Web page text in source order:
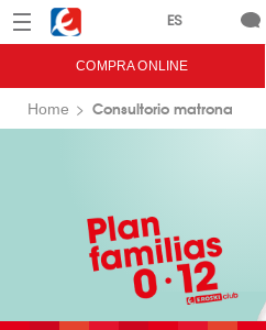
Menú Eroski
COMPRA ONLINE
Home Consultorio matrona